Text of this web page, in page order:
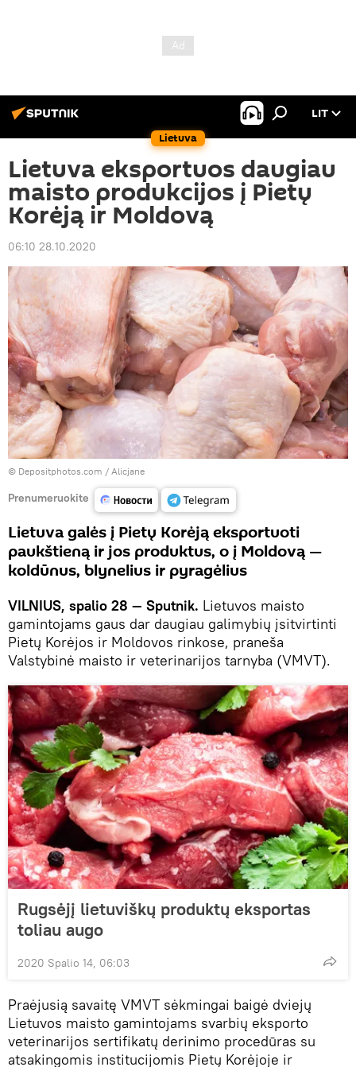
Lietuva
LIT
Lietuva eksportuos daugiau
maisto produkcijos į Pietų
Korėją ir Moldovą
06:10 28.10.2020
© Depositphotos.com / Аlicjane
Prenumeruokite
Lietuva galės į Pietų Korėją eksportuoti
paukštieną ir jos produktus, o į Moldovą —
koldūnus, blynelius ir pyragėlius
VILNIUS, spalio 28 — Sputnik. Lietuvos maisto
gamintojams gaus dar daugiau galimybių įsitvirtinti
Pietų Korėjos ir Moldovos rinkose, praneša
Valstybinė maisto ir veterinarijos tarnyba (VMVT).
Rugsėjį lietuviškų produktų eksportas
toliau augo
2020 Spalio 14, 06:03
Praėjusią savaitę VMVT sėkmingai baigė dviejų
Lietuvos maisto gamintojams svarbių eksporto
veterinarijos sertifikatų derinimo procedūras su
atsakingomis institucijomis Pietų Korėjoje ir